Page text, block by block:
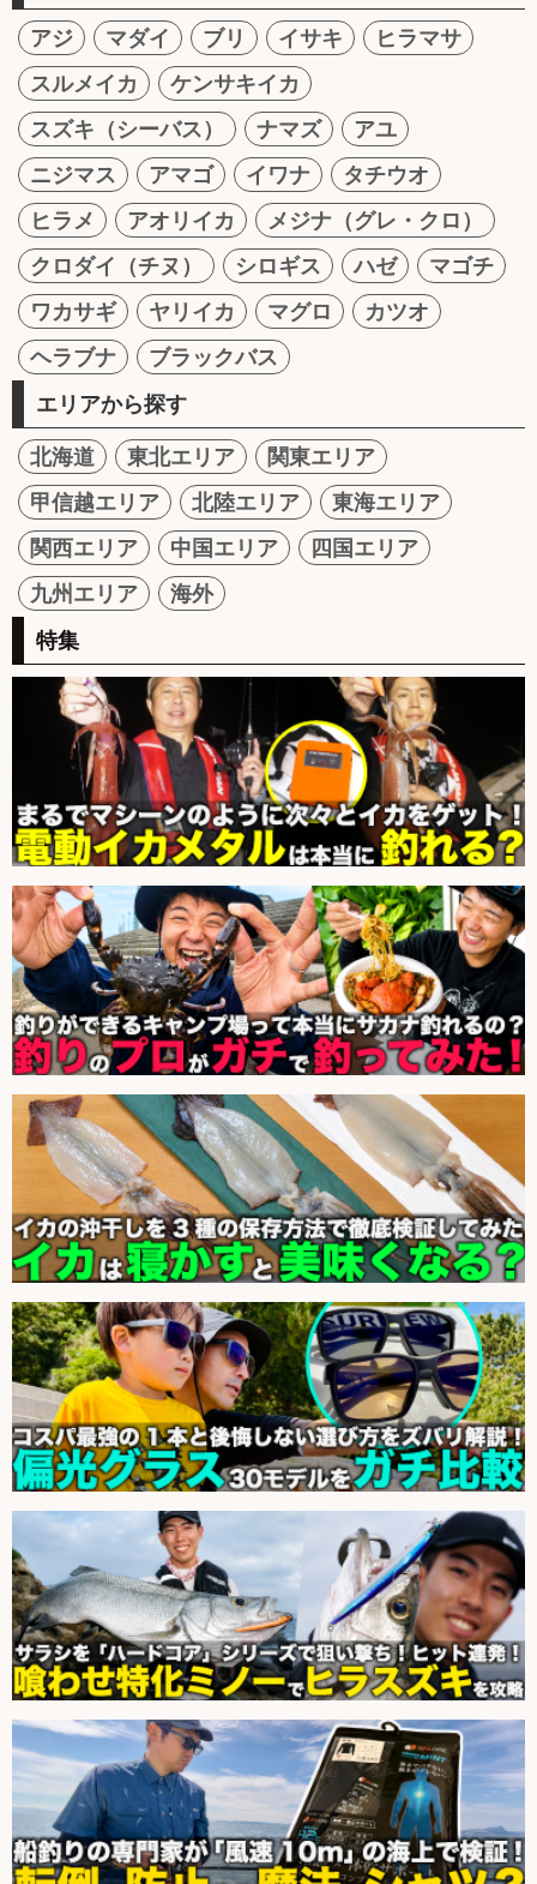
アジ マダイ ブリ イサキ
ヒラマサ
スルメイカ
ケンサキイカ
スズキ（シーバス）
ナマズ
アユ
ニジマス
アマゴ イワナ
タチウオ
ヒラメ
アオリイカ
メジナ（グレ・クロ）
クロダイ（チヌ）
シロギス ハゼ
マゴチ
ワカサギ
ヤリイカ マグロ
カツオ
ヘラブナ
ブラックバス
エリアから探す
北海道 東北エリア
関東エリア
甲信越エリア
北陸エリア
東海エリア
関西エリア
中国エリア
四国エリア
九州エリア
海外
特集